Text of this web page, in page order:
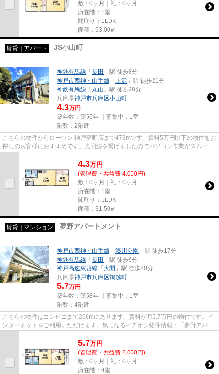
敷：0ヶ月｜礼：0ヶ月
所在階：1階
間取り：1LDK
面積：53.00㎡
賃貸｜アパート JS小山町
神鉄有馬線 「 長田 」駅 徒歩8分
神戸市西神・山手線 「 上沢 」駅 徒歩21分
神鉄有馬線 「 丸山 」駅 徒歩28分
兵庫県神戸市兵庫区小山町
4.3万円
築年数：築56年 ｜募集中： 1室
階数：2階建
こちらの物件からローソン 神戸夢野店まで473mです。賃料5万円以下の物件をお
探しのお客様におすすめです。光回線を繋げましたのでパソコン作業がスムーズ
4.3万円
(管理費・共益費 4,000円)
敷：0ヶ月｜礼：0ヶ月
所在階：1階
間取り：1LDK
面積：31.50㎡
賃貸｜マンション 夢野アパートメント
神戸市西神・山手線 「 湊川公園 」駅 徒歩17分
神鉄有馬線 「 長田 」駅 徒歩9分
神戸高速東西線 「 大開 」駅 徒歩20分
兵庫県神戸市兵庫区鵯越町
5.7万円
築年数：築58年 ｜募集中： 1室
階数：4階建
こちらの物件はコンビニまで266mにあります。賃料が月5.7万円の物件です。イ
ンターネットをご利用いただけます。気になるイチオシ物件情報：「夢野アパー
5.7万円
(管理費・共益費 2,000円)
敷：0ヶ月｜礼：0ヶ月
所在階：4階